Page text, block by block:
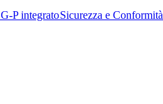
G-P integrato​​Sicurezza e Conformità​​